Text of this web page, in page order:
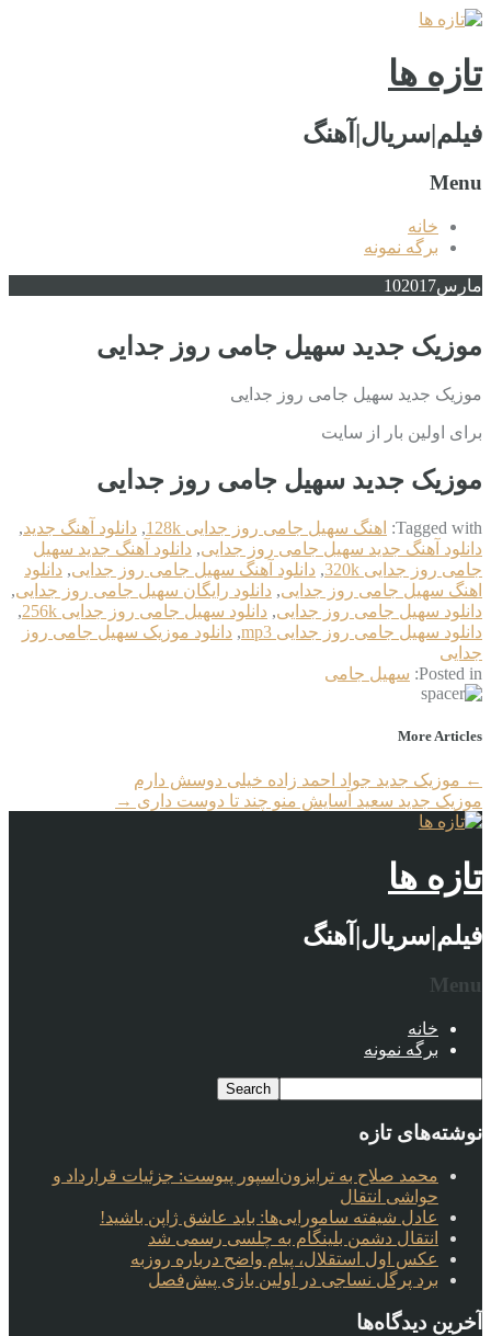
تازه ها
فیلم|سریال|آهنگ
Menu
خانه
برگه نمونه
مارس 102017
موزیک جدید سهیل جامی روز جدایی
موزیک جدید سهیل جامی روز جدایی
برای اولین بار از سایت
موزیک جدید سهیل جامی روز جدایی
Tagged with: اهنگ سهیل جامی روز جدایی 128k , دانلود آهنگ جدید,
دانلود آهنگ جدید سهیل جامی روز جدایی, دانلود آهنگ جدید سهیل
جامی روز جدایی 320k
, دانلود آهنگ سهیل جامی روز جدایی, دانلود
اهنگ سهیل جامی روز جدایی, دانلود رایگان سهیل جامی روز جدایی,
دانلود سهیل جامی روز جدایی, دانلود سهیل جامی روز جدایی 256k
,
دانلود سهیل جامی روز جدایی mp3
, دانلود موزیک سهیل جامی روز
جدایی
Posted in: سهیل جامی
More Articles
← موزیک جدید جواد احمد زاده خیلی دوسش دارم
موزیک جدید سعید آسایش منو چند تا دوست داری →
تازه ها
فیلم|سریال|آهنگ
Menu
خانه
برگه نمونه
نوشته‌های تازه
محمد صلاح به ترابزون‌اسپور پیوست: جزئیات قرارداد و
حواشی انتقال
عادل شیفته سامورایی‌ها: باید عاشق ژاپن باشید!
انتقال دشمن بلینگام به چلسی رسمی شد
عکس اول استقلال، پیام واضح درباره روزبه
برد پرگل نساجی در اولین بازی پیش‌فصل
آخرین دیدگاه‌ها